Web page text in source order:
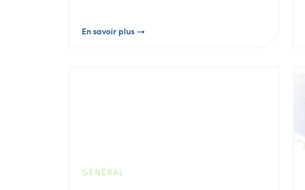
En savoir plus
GÉNÉRAL